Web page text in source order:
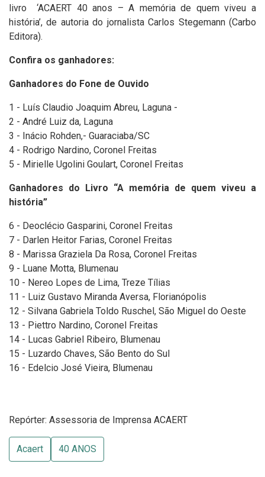
livro
‘ACAERT 40 anos – A memória de quem viveu a
história’, de autoria do jornalista Carlos Stegemann (Carbo
Editora).
Confira os ganhadores:
Ganhadores do Fone de Ouvido
1 - Luís Claudio Joaquim Abreu, Laguna -
2 - André Luiz da, Laguna
3 - Inácio Rohden,- Guaraciaba/SC
4 - Rodrigo Nardino, Coronel Freitas
5 - Mirielle Ugolini Goulart, Coronel Freitas
Ganhadores do Livro “A memória de quem viveu a
história”
6 - Deoclécio Gasparini, Coronel Freitas
7 - Darlen Heitor Farias, Coronel Freitas
8 - Marissa Graziela Da Rosa, Coronel Freitas
9 - Luane Motta, Blumenau
10 - Nereo Lopes de Lima, Treze Tílias
11 - Luiz Gustavo Miranda Aversa, Florianópolis
12 - Silvana Gabriela Toldo Ruschel, São Miguel do Oeste
13 - Piettro Nardino, Coronel Freitas
14 - Lucas Gabriel Ribeiro, Blumenau
15 - Luzardo Chaves, São Bento do Sul
16 - Edelcio José Vieira, Blumenau
Repórter: Assessoria de Imprensa ACAERT
Acaert 40 ANOS